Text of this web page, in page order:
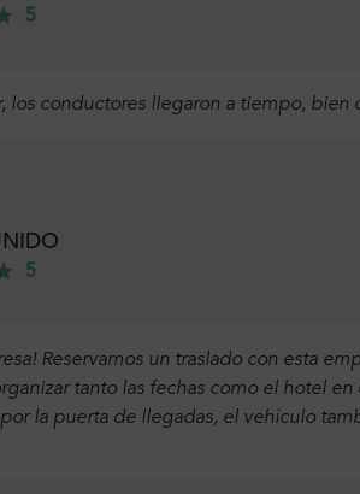
5
los conductores llegaron a tiempo,
5
Reservamos un traslado con esta
tanto las fechas como el hotel
la puerta de llegadas, el vehículo